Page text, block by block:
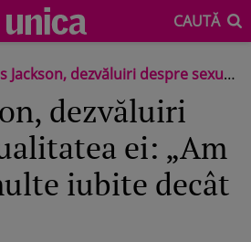
CAUTĂ
dezvăluiri despre sexualitatea ei: „Am avut mai multe iubite decât iubiți”
dezvăluiri
ei: „Am
iubite decât